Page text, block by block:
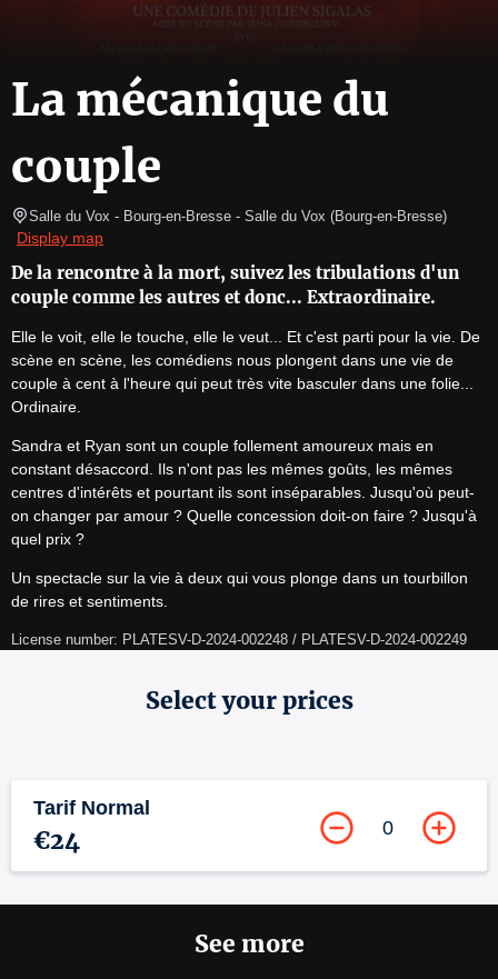
La mécanique du
couple
Salle du Vox - Bourg-en-Bresse - Salle du Vox (Bourg-en-Bresse)
Display map
De la rencontre à la mort, suivez les tribulations d'un
couple comme les autres et donc... Extraordinaire.
Elle le voit, elle le touche, elle le veut... Et c'est parti pour la vie. De
scène en scène, les comédiens nous plongent dans une vie de
couple à cent à l'heure qui peut très vite basculer dans une folie...
Ordinaire.
Sandra et Ryan sont un couple follement amoureux mais en
constant désaccord. Ils n'ont pas les mêmes goûts, les mêmes
centres d'intérêts et pourtant ils sont inséparables. Jusqu'où peut-
on changer par amour ? Quelle concession doit-on faire ? Jusqu'à
quel prix ?
Un spectacle sur la vie à deux qui vous plonge dans un tourbillon
de rires et sentiments.
License number: PLATESV-D-2024-002248 / PLATESV-D-2024-002249
Select your prices
Tarif Normal
€24 0
See more